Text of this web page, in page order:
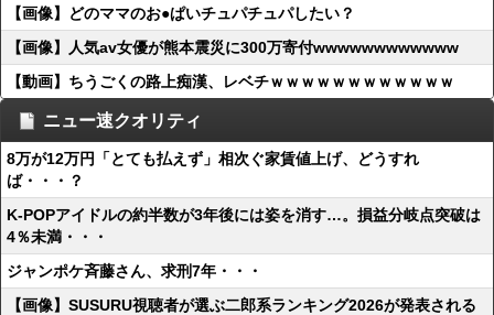
【画像】どのママのお●ぱいチュパチュパしたい？
【画像】人気av女優が熊本震災に300万寄付wwwwwwwwwwww
【動画】ちうごくの路上痴漢、レベチｗｗｗｗｗｗｗｗｗｗｗｗ
ニュー速クオリティ
8万が12万円「とても払えず」相次ぐ家賃値上げ、どうすれ
ば・・・？
K-POPアイドルの約半数が3年後には姿を消す…。損益分岐点突破は
4％未満・・・
ジャンポケ斉藤さん、求刑7年・・・
【画像】SUSURU視聴者が選ぶ二郎系ランキング2026が発表される